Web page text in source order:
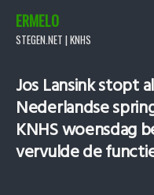
ERMELO
STEGEN.NET | KNHS
Jos Lansink stopt
Neder­landse
KNHS woens­dag
ver­vulde de